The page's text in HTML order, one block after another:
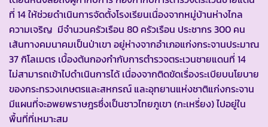
ที่ 14 ให้ช่วยดำเนินการจัดตั้งโรงเรียนเนื่องจากหมู่บ้านห่างไกล
ความเจริญ มีจำนวนครัวเรือน 80 ครัวเรือน ประชากร 300 คน
เส้นทางคมนาคมเป็นป่าเขา อยู่ห่างจากอำเภอแก่งกระจานประมาณ
37 กิโลเมตร เบื้องต้นกองกำกับการตำรวจตระเวนชายแดนที่ 14
ไม่สามารถเข้าไปดำเนินการได้ เนื่องจากติดขัดเรื่องระเบียบนโยบาย
ของกระทรวงเกษตรและสหกรณ์ และอุทยานแห่งชาติแก่งกระจาน
มีแผนที่จะอพยพราษฎรซึ่งเป็นชาวไทยภูเขา (กะเหรี่ยง) ไปอยู่ใน
พื้นที่ที่เหมาะสม